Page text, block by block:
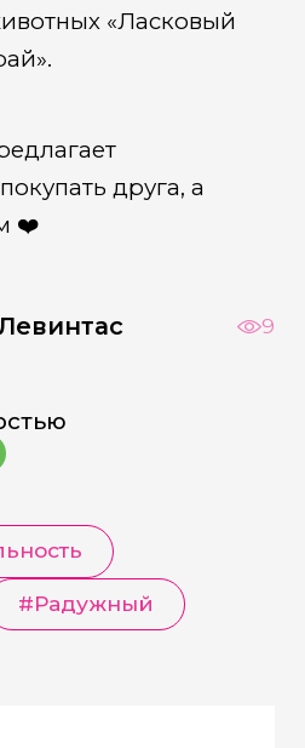
«Ласковый
друга, а
❤️
9
#Радужный